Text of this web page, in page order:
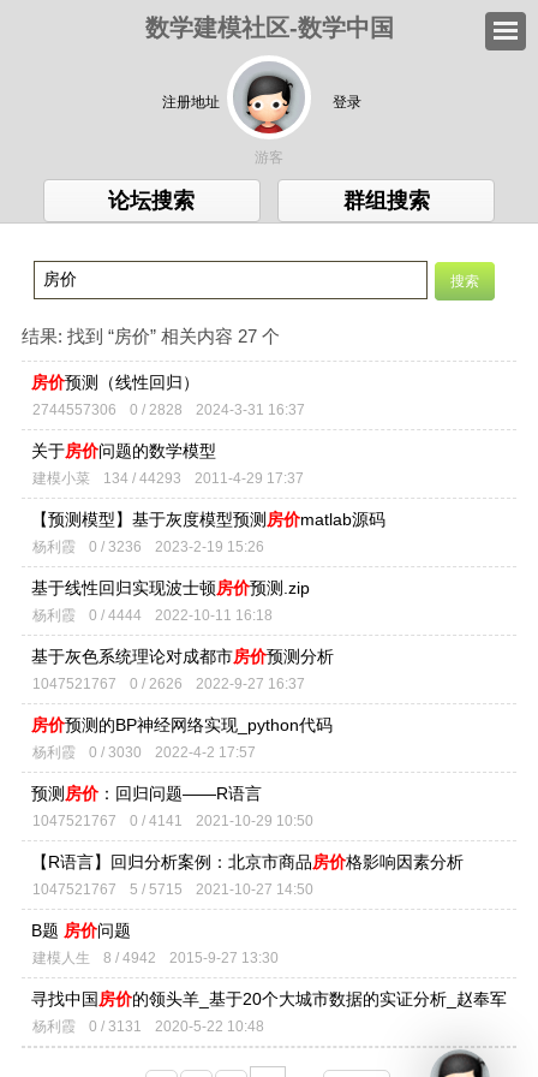
数学建模社区-数学中国
注册地址 登录
游客
论坛搜索 群组搜索
结果: 找到 “房价” 相关内容 27 个
房价预测（线性回归）
2744557306 0 / 2828 2024-3-31 16:37
关于房价问题的数学模型
建模小菜 134 / 44293 2011-4-29 17:37
【预测模型】基于灰度模型预测 房价matlab源码
杨利霞 0 / 3236 2023-2-19 15:26
基于线性回归实现波士顿房价预测.zip
杨利霞 0 / 4444 2022-10-11 16:18
基于灰色系统理论对成都市房价预测分析
1047521767 0 / 2626 2022-9-27 16:37
房价预测的BP神经网络实现_python代码
杨利霞 0 / 3030 2022-4-2 17:57
预测 房价：回归问题——R语言
1047521767 0 / 4141 2021-10-29 10:50
【R语言】回归分析案例：北京市商品房价格影响因素分析
1047521767 5 / 5715 2021-10-27 14:50
B题 房价问题
建模人生 8 / 4942 2015-9-27 13:30
寻找中国 房价的领头羊_基于20个大城市数据的实证分析_赵奉军
杨利霞 0 / 3131 2020-5-22 10:48